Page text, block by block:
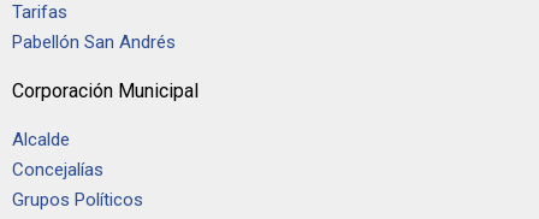
Tarifas
Pabellón San Andrés
Corporación Municipal
Alcalde
Concejalías
Grupos Políticos